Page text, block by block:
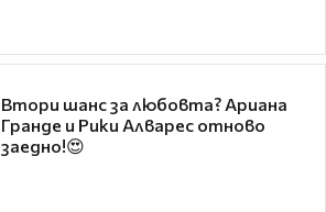
Втори шанс за любовта? Ариана
Гранде и Рики Алварес отново
заедно!😍